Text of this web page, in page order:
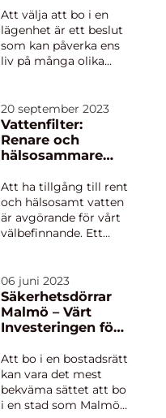
också estetiskt
tilltalande. I d...
Att välja att bo i en
lägenhet är ett beslut
som kan påverka ens
liv på många olika
fördelar, och dessa
kan vara mycket
tilltalande för vissa
individer. Den h&au...
20 september 2023
Vattenfilter:
Renare och
hälsosammare
Att ha tillgång till rent
och hälsosamt vatten
är avgörande för vårt
välbefinnande. Ett
din vattenkvalitet och
skydda dig och din
familj från potentiella
föroreningar. I denna
utfor...
06 juni 2023
Säkerhetsdörrar
Malmö – Värt
Investeringen för
ingar
Att bo i en bostadsrätt
kan vara det mest
bekväma sättet att bo
i en stad som Malmö.